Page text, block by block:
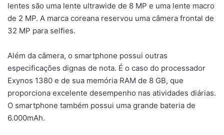
lentes são uma lente ultrawide de 8 MP e uma lente macro
de 2 MP. A marca coreana reservou uma câmera frontal de
32 MP para selfies.
Além da câmera, o smartphone possui outras
especificações dignas de nota. É o caso do processador
Exynos 1380 e de sua memória RAM de 8 GB, que
proporciona excelente desempenho nas atividades diárias.
O smartphone também possui uma grande bateria de
6.000mAh.